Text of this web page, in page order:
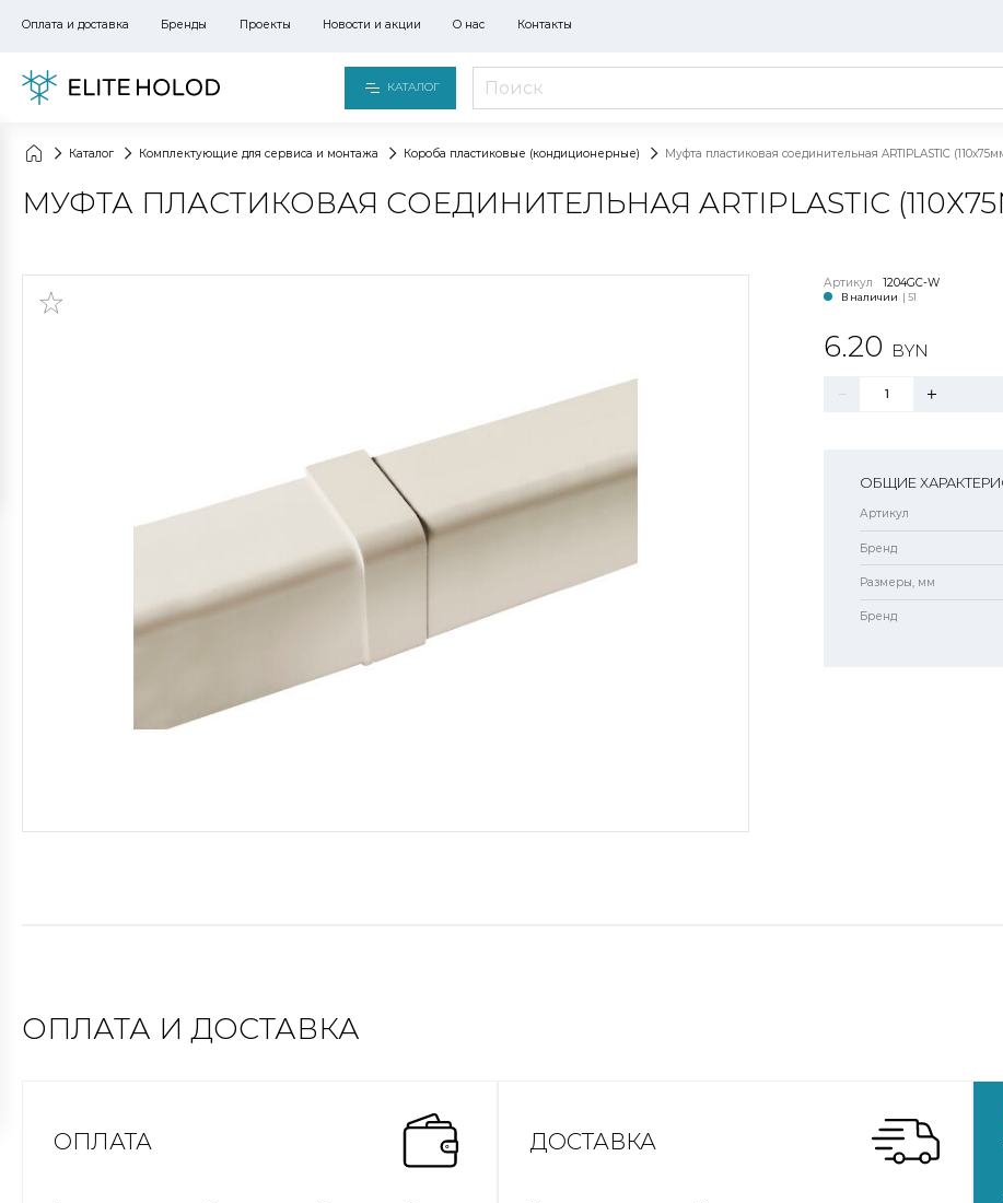
Оплата и доставка Бренды Проекты Новости и акции О нас Контакты
КАТАЛОГ
Каталог Комплектующие для сервиса и монтажа Короба пластиковые (кондиционерные) Муфта пластиковая соединительная ARTIPLASTIC
МУФТА ПЛАСТИКОВАЯ СОЕДИНИТЕЛЬНАЯ ARTIPLASTIC
Артикул 1204GC-W
В наличии | 51
6.20 BYN
ОБЩИЕ
Артикул
Бренд
Размеры, мм
Бренд
ОПЛАТА И ДОСТАВКА
ОПЛАТА ДОСТАВКА